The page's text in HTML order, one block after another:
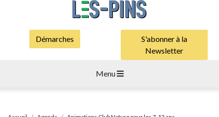
Démarches
S'abonner à la
Newsletter
Menu